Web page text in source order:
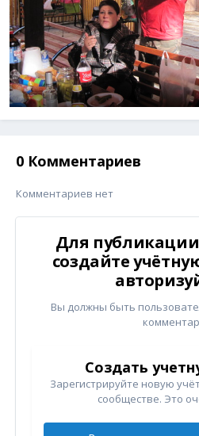
0 Комментариев
Комментариев нет
Для
создайте
Вы должны быть
Создать
Зарегистрируйте новую
сообществе. Это